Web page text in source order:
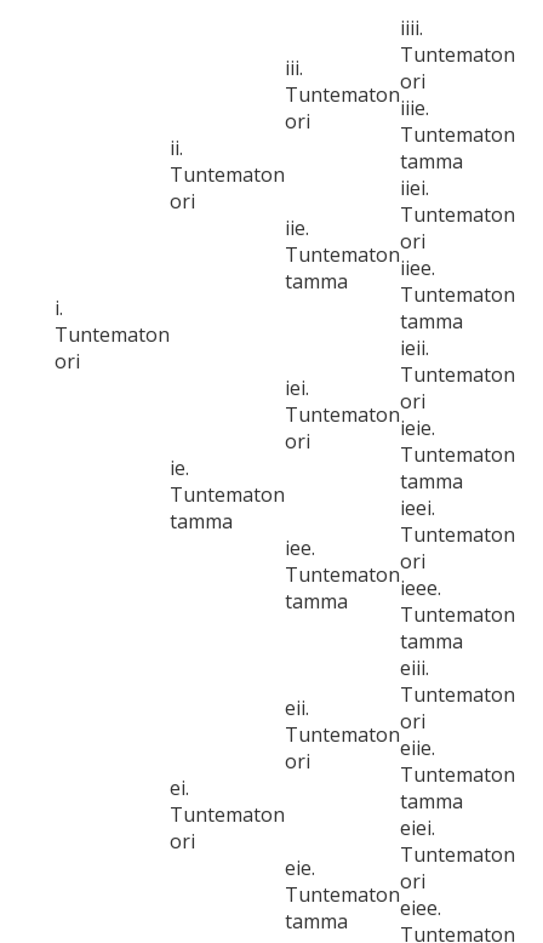
i.
Tuntematon
ori
ii.
Tuntematon
ori
iii.
Tuntematon
ori
iiii.
Tuntematon
ori
iiie.
Tuntematon
tamma
iie.
Tuntematon
tamma
iiei.
Tuntematon
ori
iiee.
Tuntematon
tamma
ie.
Tuntematon
tamma
iei.
Tuntematon
ori
ieii.
Tuntematon
ori
ieie.
Tuntematon
tamma
iee.
Tuntematon
tamma
ieei.
Tuntematon
ori
ieee.
Tuntematon
tamma
ei.
Tuntematon
ori
eii.
Tuntematon
ori
eiii.
Tuntematon
ori
eiie.
Tuntematon
tamma
eie.
Tuntematon
tamma
eiei.
Tuntematon
ori
eiee.
Tuntematon